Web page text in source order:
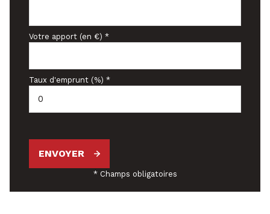
Votre apport (en €) *
Taux d'emprunt (%) *
ENVOYER
* Champs obligatoires